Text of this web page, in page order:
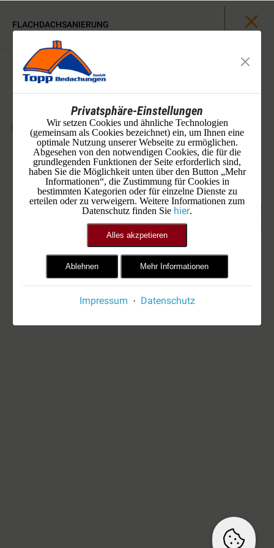
FLACHDACHSANIERUNG
Privatsphäre-Einstellungen
Wir setzen Cookies und ähnliche Technologien
(gemeinsam als Cookies bezeichnet) ein, um Ihnen eine
optimale Nutzung unserer Webseite zu ermöglichen.
Abgesehen von den notwendigen Cookies, die für die
grundlegenden Funktionen der Seite erforderlich sind,
haben Sie die Möglichkeit unten über den Button „Mehr
Informationen“, die Zustimmung für Cookies in
bestimmten Kategorien oder für einzelne Dienste zu
erteilen oder zu verweigern. Weitere Informationen zum
Datenschutz finden Sie hier.
Alles akzpetieren
Ablehnen Mehr Informationen
Impressum · Datenschutz